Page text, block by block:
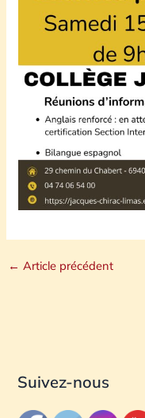
← Article précédent
Suivez-nous